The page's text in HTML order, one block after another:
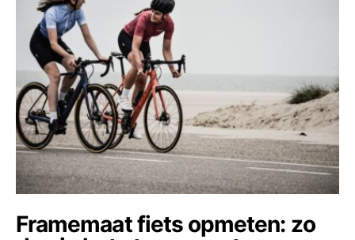
Framemaat fiets opmeten: zo